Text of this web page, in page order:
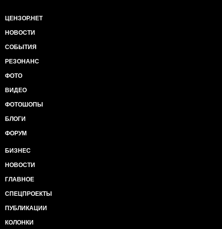
ЦЕНЗОР.НЕТ
НОВОСТИ
СОБЫТИЯ
РЕЗОНАНС
ФОТО
ВИДЕО
ФОТОШОПЫ
БЛОГИ
ФОРУМ
БИЗНЕС
НОВОСТИ
ГЛАВНОЕ
СПЕЦПРОЕКТЫ
ПУБЛИКАЦИИ
КОЛОНКИ